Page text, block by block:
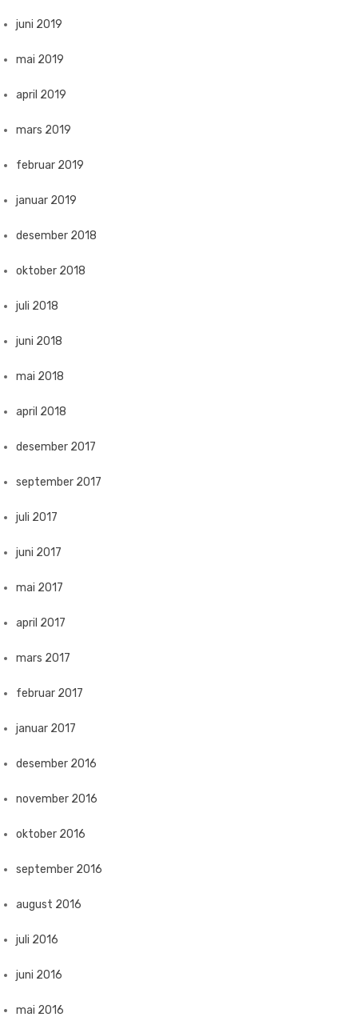
juni 2019
mai 2019
april 2019
mars 2019
februar 2019
januar 2019
desember 2018
oktober 2018
juli 2018
juni 2018
mai 2018
april 2018
desember 2017
september 2017
juli 2017
juni 2017
mai 2017
april 2017
mars 2017
februar 2017
januar 2017
desember 2016
november 2016
oktober 2016
september 2016
august 2016
juli 2016
juni 2016
mai 2016